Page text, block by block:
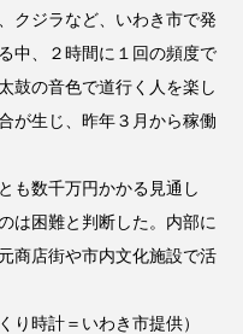
クジラなど、いわき市で発
中、２時間に１回の頻度で
鼓の音色で道行く人を楽し
が生じ、昨年３月から稼働
も数千万円かかる見通し
は困難と判断した。内部に
商店街や市内文化施設で活
時計＝いわき市提供）